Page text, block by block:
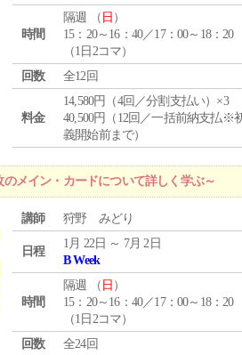
時間
隔週 （ 日 ）
15：20～16：40／17：00～18：20
（1日2コマ）
回数
全12回
料金
14,580円（4回／分割支払い）×3
40,500円（12回／一括前納支払※
義開始前まで）
メイン・カードについて詳しく学ぶ～
講師 狩野 みどり
日程
1月 22日 ～ 7月 2日
B Week
時間
隔週 （ 日 ）
15：20～16：40／17：00～18：20
（1日2コマ）
回数
全24回